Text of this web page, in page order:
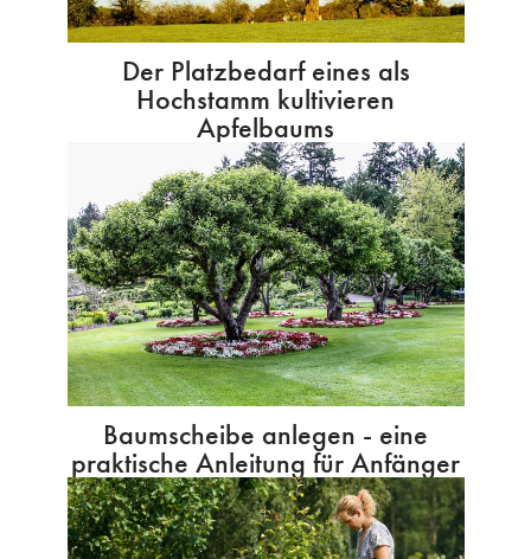
Der Platzbedarf eines als
Hochstamm kultivieren
Apfelbaums
Baumscheibe anlegen - eine
praktische Anleitung für Anfänger